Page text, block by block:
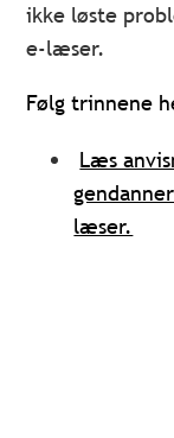
ikke løste
e-læser.
Følg trinnene
Læs
læser.